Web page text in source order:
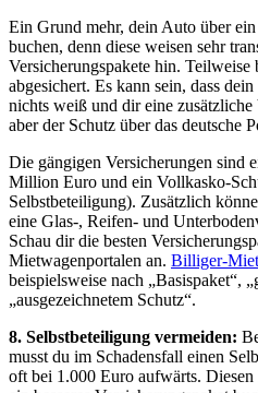
Ein Grund mehr, dein Auto über
buchen, denn diese weisen sehr
Versicherungspakete hin. Teilweise
abgesichert. Es kann sein, dass
nichts weiß und dir eine
aber der Schutz über das deutsche
Die gängigen Versicherungen sind
Million Euro und ein Vollkasko-
Selbstbeteiligung). Zusätzlich
eine Glas-, Reifen- und
Schau dir die besten
Mietwagenportalen an. Billiger-
beispielsweise nach „Basispaket“,
„ausgezeichnetem Schutz“.
8. Selbstbeteiligung vermeiden:
musst du im Schadensfall einen
oft bei 1.000 Euro aufwärts.